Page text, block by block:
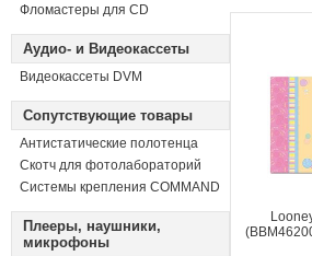
Фломастеры для CD
Аудио- и Видеокассеты
Видеокассеты DVM
Сопутствующие товары
Антистатические полотенца
Скотч для фотолабораторий
Системы крепления COMMAND
Плееры, наушники,
микрофоны